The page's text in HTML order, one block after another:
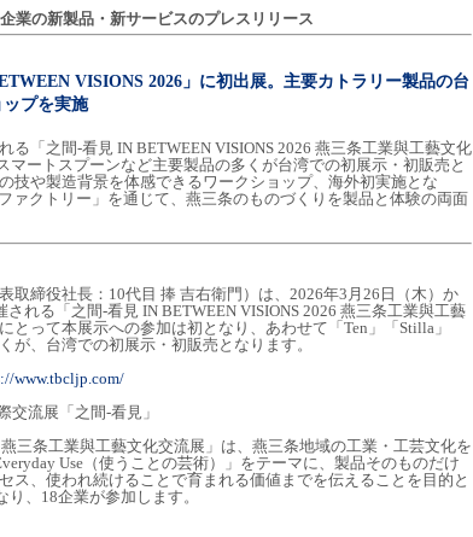
業の新製品・新サービスのプレスリリース
VISIONS 2026」に初出展。主要カトラリー製品の台
プを実施
「之間-看見 IN BETWEEN VISIONS 2026 燕三条工業與工藝文化
マートスプーンなど主要製品の多くが台湾での初展示・初販売と
技や製造背景を体感できるワークショップ、海外初実施とな
ァクトリー」を通じて、燕三条のものづくりを製品と体験の両面
取締役社長：10代目 捧 吉右衛門）は、2026年3月26日（木）か
れる「之間-看見 IN BETWEEN VISIONS 2026 燕三条工業與工藝
とって本展示への参加は初となり、あわせて「Ten」「Stilla」
が、台湾での初展示・初販売となります。
www.tbcljp.com/
交流展「之間-看見」
燕三条工業與工藝文化交流展」は、燕三条地域の工業・工芸文化を
Use（使うことの芸術）」をテーマに、製品そのものだけ
ス、使われ続けることで育まれる価値までを伝えることを目的と
、18企業が参加します。